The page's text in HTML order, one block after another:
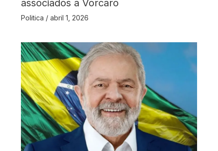
associados a Vorcaro
Politica / abril 1, 2026